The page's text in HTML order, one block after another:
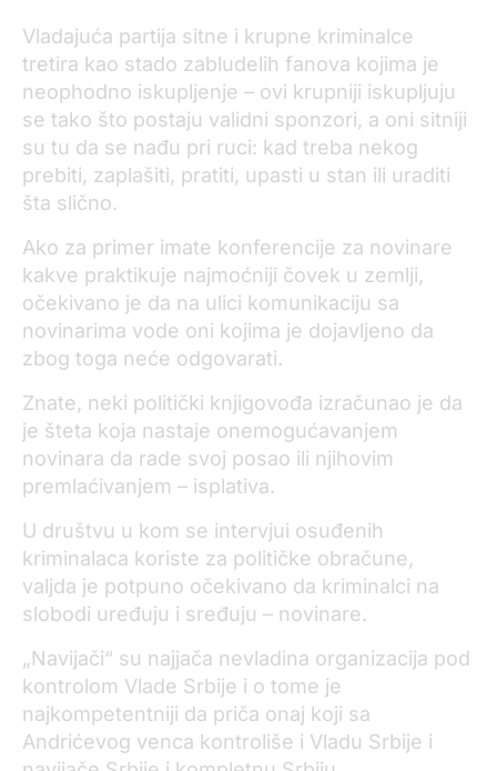
Vladajuća partija sitne i krupne kriminalce
tretira kao stado zabludelih fanova kojima je
neophodno iskupljenje – ovi krupniji iskupljuju
se tako što postaju validni sponzori, a oni sitniji
su tu da se nađu pri ruci: kad treba nekog
prebiti, zaplašiti, pratiti, upasti u stan ili uraditi
šta slično.
Ako za primer imate konferencije za novinare
kakve praktikuje najmoćniji čovek u zemlji,
očekivano je da na ulici komunikaciju sa
novinarima vode oni kojima je dojavljeno da
zbog toga neće odgovarati.
Znate, neki politički knjigovođa izračunao je da
je šteta koja nastaje onemogućavanjem
novinara da rade svoj posao ili njihovim
premlaćivanjem – isplativa.
U društvu u kom se intervjui osuđenih
kriminalaca koriste za političke obračune,
valjda je potpuno očekivano da kriminalci na
slobodi uređuju i sređuju – novinare.
„Navijači“ su najjača nevladina organizacija pod
kontrolom Vlade Srbije i o tome je
najkompetentniji da priča onaj koji sa
Andrićevog venca kontroliše i Vladu Srbije i